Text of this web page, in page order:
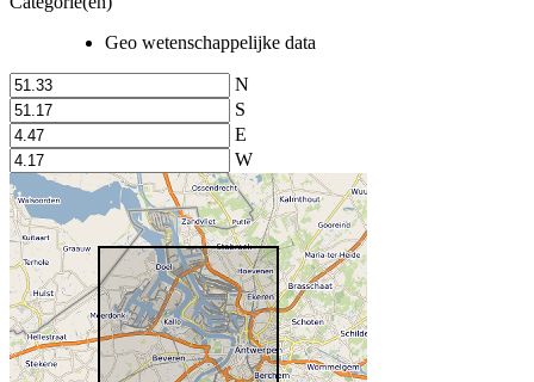
Geo wetenschappelijke data
N
S
E
W